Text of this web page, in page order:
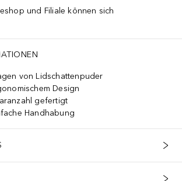
und Filiale können sich
von Lidschattenpuder
Design
gefertigt
Handhabung